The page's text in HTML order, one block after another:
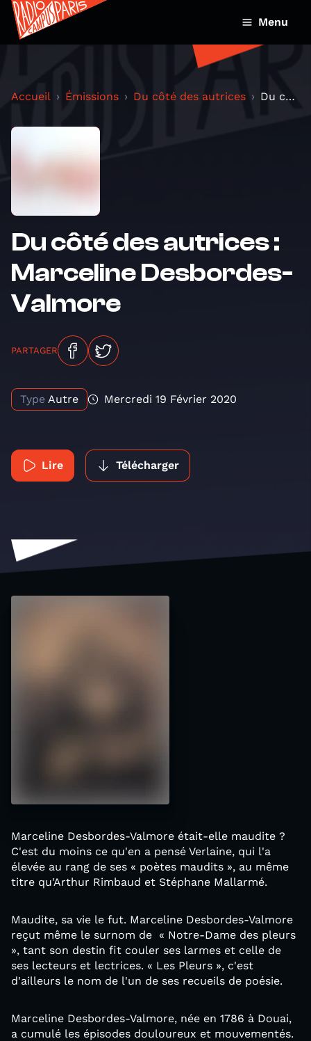
Menu
Accueil Émissions Du côté des autrices Du côté des autrices : Marceline Desbordes-Valmore
Du côté des autrices :
Marceline Desbordes-
Valmore
PARTAGER
Type Autre Mercredi 19 Février 2020
Lire Télécharger
Marceline Desbordes-Valmore était-elle maudite ?
C'est du moins ce qu'en a pensé Verlaine, qui l'a
élevée au rang de ses « poètes maudits », au même
titre qu'Arthur Rimbaud et Stéphane Mallarmé.
Maudite, sa vie le fut. Marceline Desbordes-Valmore
reçut même le surnom de « Notre-Dame des pleurs
», tant son destin fit couler ses larmes et celle de
ses lecteurs et lectrices. « Les Pleurs », c'est
d'ailleurs le nom de l'un de ses recueils de poésie.
Marceline Desbordes-Valmore, née en 1786 à Douai,
a cumulé les épisodes douloureux et mouvementés.